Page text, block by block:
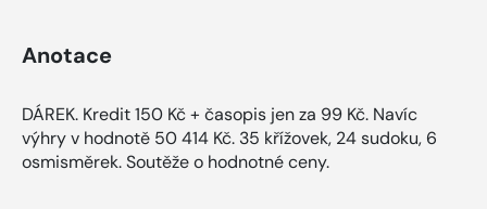
Anotace
DÁREK. Kredit 150 Kč + časopis jen za 99 Kč. Navíc
výhry v hodnotě 50 414 Kč. 35 křížovek, 24 sudoku, 6
osmisměrek. Soutěže o hodnotné ceny.